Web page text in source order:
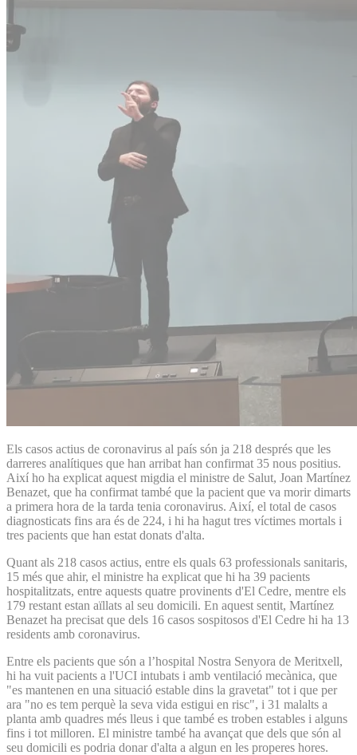
Els casos actius de coronavirus al país són ja 218 després que les
darreres analítiques que han arribat han confirmat 35 nous positius.
Així ho ha explicat aquest migdia el ministre de Salut, Joan Martínez
Benazet, que ha confirmat també que la pacient que va morir dimarts
a primera hora de la tarda tenia coronavirus. Així, el total de casos
diagnosticats fins ara és de 224, i hi ha hagut tres víctimes mortals i
tres pacients que han estat donats d'alta.
Quant als 218 casos actius, entre els quals 63 professionals sanitaris,
15 més que ahir, el ministre ha explicat que hi ha 39 pacients
hospitalitzats, entre aquests quatre provinents d'El Cedre, mentre els
179 restant estan aïllats al seu domicili. En aquest sentit, Martínez
Benazet ha precisat que dels 16 casos sospitosos d'El Cedre hi ha 13
residents amb coronavirus.
Entre els pacients que són a l’hospital Nostra Senyora de Meritxell,
hi ha vuit pacients a l'UCI intubats i amb ventilació mecànica, que
"es mantenen en una situació estable dins la gravetat" tot i que per
ara "no es tem perquè la seva vida estigui en risc", i 31 malalts a
planta amb quadres més lleus i que també es troben estables i alguns
fins i tot milloren. El ministre també ha avançat que dels que són al
seu domicili es podria donar d'alta a algun en les properes hores.